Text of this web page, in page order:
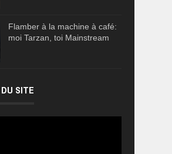
Flamber à la machine à café:
moi Tarzan, toi Mainstream
SITE